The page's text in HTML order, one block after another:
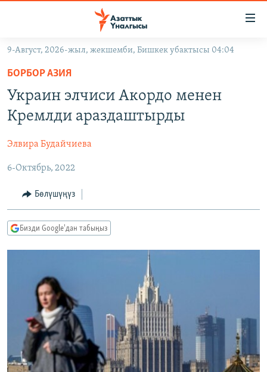
Навигацияга
өтүңүз
Издөөгө
салыңызКЫРГЫЗСТАН
ЭКОНОМИКА
МАДАНИЯТ
ДҮЙНӨ
БОРБОР АЗИЯ
УКРАИНА
АТАЙЫН ИЛИКТӨӨ
ТВ ПРОГРАММАЛАР
БҮГҮН АЗАТТЫКТА
БИЗ ЖАНА ДҮЙНӨ
ЭЖЕ-СИҢДИЛЕР
АЗАТТЫК+
ЫҢГАЙСЫЗ СУРООЛОР
ПОДКАСТ
ӨЗГӨЧӨ ПИКИР
ОНЛАЙН ШЕРИНЕ
ЭЕ/АРнун бардык сайттары
9-Август, 2026-жыл, жекшемби, Бишкек убактысы 04:04
БОРБОР АЗИЯ
Украин элчиси Акордо менен
Кремлди араздаштырды
Элвира Будайчиева
6-Октябрь, 2022
Бөлүшүңүз
Бизди Google'дан табыңыз